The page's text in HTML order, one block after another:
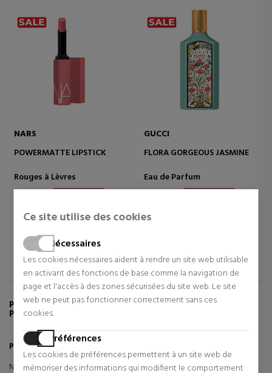
Ce site utilise des cookies
Nécessaires
Les cookies nécessaires aident à rendre un site web utilisable
en activant des fonctions de base comme la navigation de
page et l'accès à des zones sécurisées du site web. Le site
web ne peut pas fonctionner correctement sans ces
cookies.
Préférences
Les cookies de préférences permettent à un site web de
mémoriser des informations qui modifient le comportement
NARS
POWERMATTE LIPSTICK
Rouges à Lèvres
32,33 €
Prix d'origine 37,42 €
GUCCI
FLORA GORGEOUS JASMINE
Eau de Parfum
46,51 €
PLUS D'INFORMATIONS SUR POWERMATTE LIP
PIGMENT
Pigment à lèvres Powermatte
NARS Powermatte Lip Pigment est un pigment fluide pour les lèvres